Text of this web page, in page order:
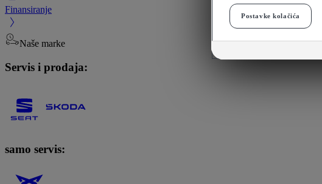
Finansiranje
Naše marke
Servis i prodaja:
samo servis:
Postavke kolačića